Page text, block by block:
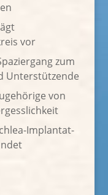
vor
zum
Unterstützende
von
Implantat-